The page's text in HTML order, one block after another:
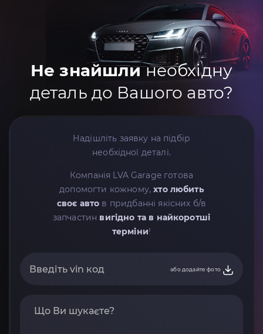
Не знайшлинеобхідну
деталь до Вашого авто?
Надішліть заявку на підбір
необхідної деталі.
Компанія LVA Garage готова
допомогти кожному,хто любить
своє авто в придбанні якісних б/в
запчастин вигідно та в найкоротші
терміни!
або додайте фото